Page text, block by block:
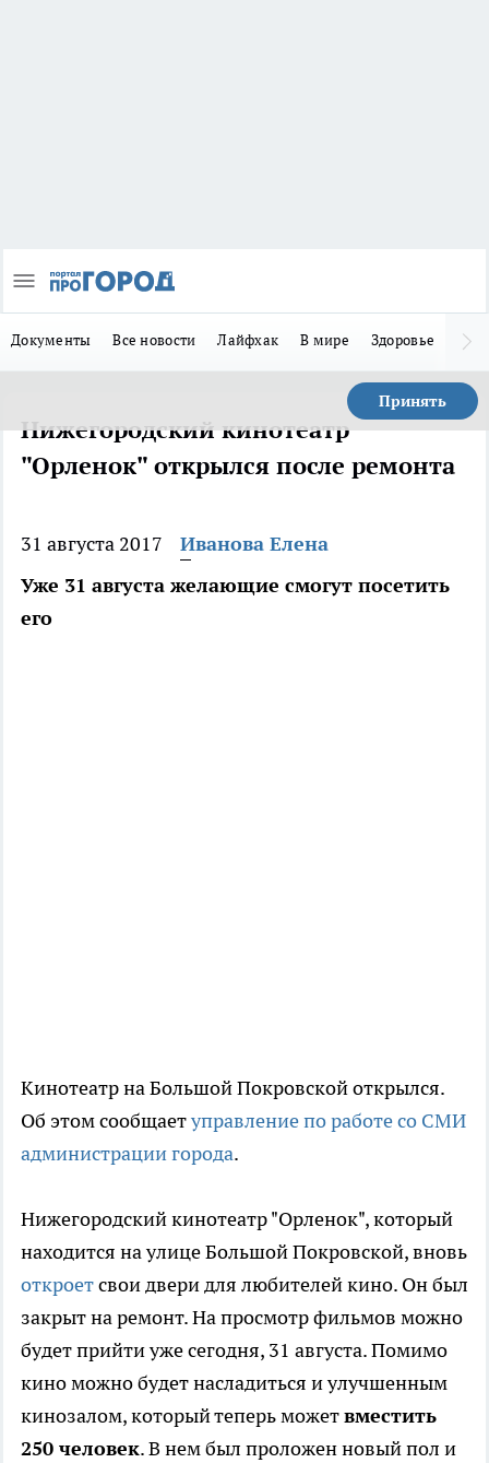
Документы Все новости Лайфхак В мире Здоровье
Принять
Нижегородский кинотеатр
"Орленок" открылся после ремонта
31 августа 2017
Иванова Елена
Уже 31 августа желающие смогут посетить
его
Кинотеатр на Большой Покровской открылся.
Об этом сообщаетуправление по работе со СМИ
администрации города.
Нижегородский кинотеатр "Орленок", который
находится на улице Большой Покровской, вновь
откроетсвои двери для любителей кино. Он был
закрыт на ремонт. На просмотр фильмов можно
будет прийти уже сегодня, 31 августа. Помимо
кино можно будет насладиться и улучшенным
кинозалом, который теперь можетвместить
250 человек. В нем был проложен новый пол и